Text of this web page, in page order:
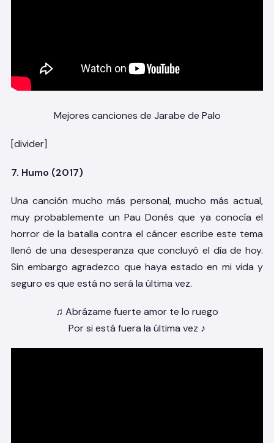
Mejores canciones de Jarabe de Palo
[divider]
7. Humo (2017)
Una canción mucho más personal, mucho más actual,
muy probablemente un Pau Donés que ya conocía el
horror de la batalla contra el cáncer escribe este tema
llenó de una desesperanza que concluyó el día de hoy.
Sin embargo agradezco que haya estado en mi vida y
seguro es que está no será la última vez.
♫ Abrázame fuerte amor te lo ruego
Por si está fuera la última vez ♪